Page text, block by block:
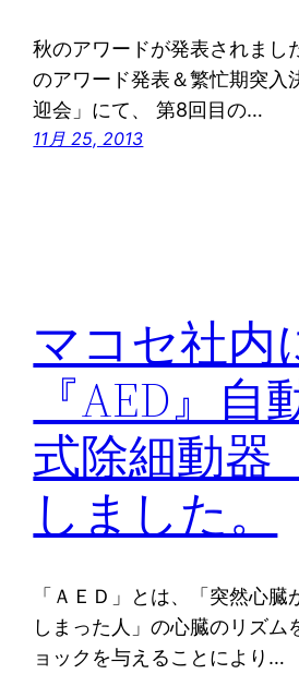
秋のアワードが発表されまし
のアワード発表＆繁忙期突入
迎会」にて、 第8回目の…
11月 25, 2013
マコセ社内
『AED』自
式除細動
しました。
「ＡＥＤ」とは、「突然心臓
しまった人」の心臓のリズム
ョックを与えることにより…